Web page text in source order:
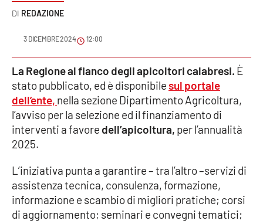
Podcast
Meteo
Editoriali
VIDEO
Ambiente
Cronaca
Cultura
REDAZIONE
3 DICEMBRE 2024 12:00
La Regione al fianco degli apicoltori calabresi. È
stato pubblicato, ed è disponibilesul portale
dell’ente, nella sezione Dipartimento Agricoltura,
l’avviso per la selezione ed il finanziamento di
interventi a favore dell’apicoltura, per l’annualità
2025.
L’iniziativa punta a garantire – tra l’altro –servizi di
assistenza tecnica, consulenza, formazione,
informazione e scambio di migliori pratiche; corsi
di aggiornamento; seminari e convegni tematici;